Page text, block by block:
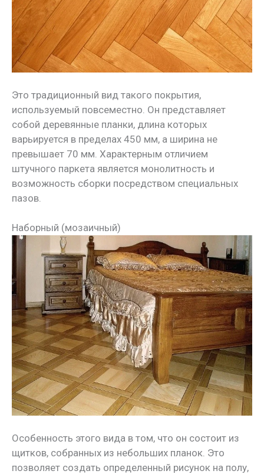
Это традиционный вид такого покрытия,
используемый повсеместно. Он представляет
собой деревянные планки, длина которых
варьируется в пределах 450 мм, а ширина не
превышает 70 мм. Характерным отличием
штучного паркета является монолитность и
возможность сборки посредством специальных
пазов.
Наборный (мозаичный)
Особенность этого вида в том, что он состоит из
щитков, собранных из небольших планок. Это
позволяет создать определенный рисунок на полу,